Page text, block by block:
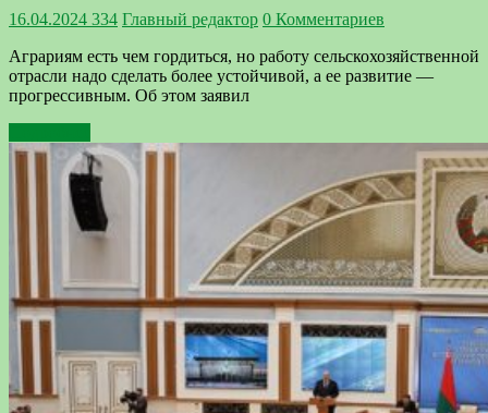
16.04.2024 334 Главный редактор 0 Комментариев
Аграриям есть чем гордиться, но работу сельскохозяйственной
отрасли надо сделать более устойчивой, а ее развитие —
прогрессивным. Об этом заявил